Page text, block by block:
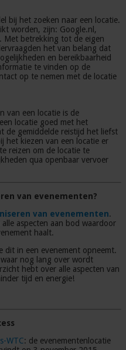
bij het zoeken naar een locatie.
worden, zijn: Google.nl,
Met betrekking tot de eigen
het van belang dat
en bereikbaarheid
te vinden op de
op te nemen met de locatie
van een locatie is de
locatie goed met het
de gemiddelde reistijd het liefst
het kiezen van een locatie er
reizen om de locatie te
qua openbaar vervoer
van evenementen?
van evenementen.
aspecten aan bod waardoor
haalt.
dit in een evenement opneemt.
nog lang over wordt
hebt over alle aspecten van
tijd en energie!
WTC: de evenementenlocatie